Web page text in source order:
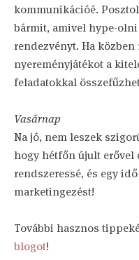
kommunikációé.
bármit, amivel hype-
rendezvényt. Ha
nyereményjátékot a
feladatokkal
Vasárnap
Na jó, nem leszek
hogy hétfőn újult
rendszeressé, és egy
marketingezést!
További hasznos
blogot!